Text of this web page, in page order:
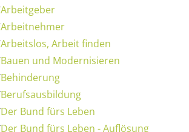
Arbeitgeber
Arbeitnehmer
Arbeitslos, Arbeit finden
Bauen und Modernisieren
Behinderung
Berufsausbildung
Der Bund fürs Leben
Der Bund fürs Leben - Auflösung